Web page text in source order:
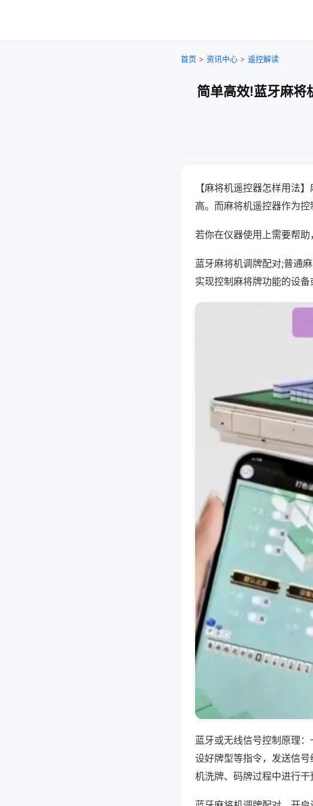
首页 > 资讯中心 > 遥控解读
简单高效!蓝牙麻将
【麻将机遥控器怎样用法
高。而麻将机遥控器作为
若你在仪器使用上需要帮
蓝牙麻将机调牌配对;普通
实现控制麻将牌功能的设备
蓝牙或无线信号控制原理
设好牌型等指令，发送信
机洗牌、码牌过程中进行干